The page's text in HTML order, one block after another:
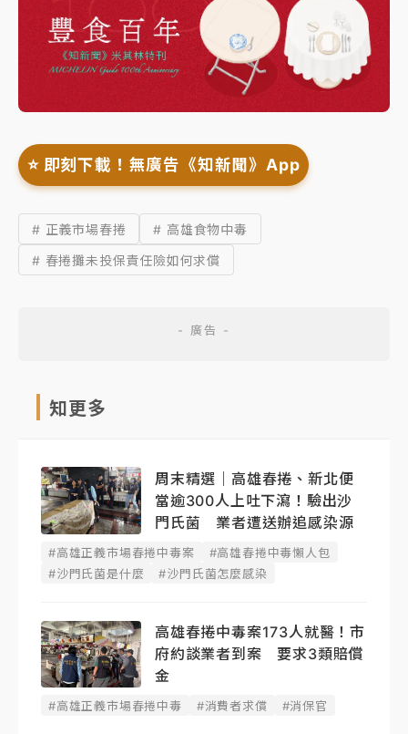
⭐️ 即刻下載！無廣告《知新聞》App
# 正義市場春捲
# 高雄食物中毒
# 春捲攤未投保責任險如何求償
知更多
周末精選｜高雄春捲、新北便
當逾300人上吐下瀉！驗出沙
門氏菌 業者遭送辦追感染源
#高雄正義市場春捲中毒案
#高雄春捲中毒懶人包
#沙門氏菌是什麼
#沙門氏菌怎麼感染
高雄春捲中毒案173人就醫！市
府約談業者到案 要求3類賠償
金
#高雄正義市場春捲中毒 #消費者求償 #消保官